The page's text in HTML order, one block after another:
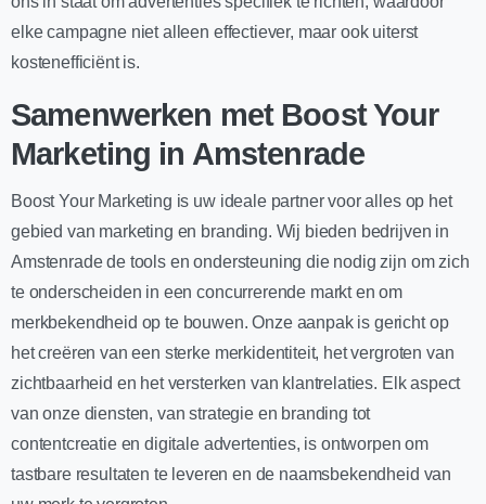
elke campagne niet alleen effectiever, maar ook uiterst
kostenefficiënt is.
Samenwerken met Boost Your
Marketing in Amstenrade
Boost Your Marketing is uw ideale partner voor alles op het
gebied van marketing en branding. Wij bieden bedrijven in
Amstenrade de tools en ondersteuning die nodig zijn om zich
te onderscheiden in een concurrerende markt en om
merkbekendheid op te bouwen. Onze aanpak is gericht op
het creëren van een sterke merkidentiteit, het vergroten van
zichtbaarheid en het versterken van klantrelaties. Elk aspect
van onze diensten, van strategie en branding tot
contentcreatie en digitale advertenties, is ontworpen om
tastbare resultaten te leveren en de naamsbekendheid van